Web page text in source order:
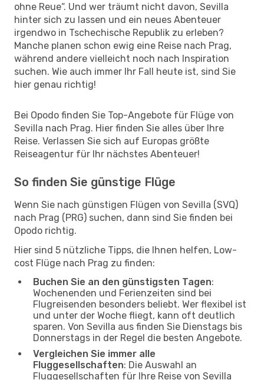
ohne Reue“. Und wer träumt nicht davon, Sevilla
hinter sich zu lassen und ein neues Abenteuer
irgendwo in Tschechische Republik zu erleben?
Manche planen schon ewig eine Reise nach Prag,
während andere vielleicht noch nach Inspiration
suchen. Wie auch immer Ihr Fall heute ist, sind Sie
hier genau richtig!
Bei Opodo finden Sie Top-Angebote für Flüge von
Sevilla nach Prag. Hier finden Sie alles über Ihre
Reise. Verlassen Sie sich auf Europas größte
Reiseagentur für Ihr nächstes Abenteuer!
So finden Sie günstige Flüge
Wenn Sie nach günstigen Flügen von Sevilla (SVQ)
nach Prag (PRG) suchen, dann sind Sie finden bei
Opodo richtig.
Hier sind 5 nützliche Tipps, die Ihnen helfen, Low-
cost Flüge nach Prag zu finden:
Buchen Sie an den günstigsten Tagen:
Wochenenden und Ferienzeiten sind bei
Flugreisenden besonders beliebt. Wer flexibel ist
und unter der Woche fliegt, kann oft deutlich
sparen. Von Sevilla aus finden Sie Dienstags bis
Donnerstags in der Regel die besten Angebote.
Vergleichen Sie immer alle
Fluggesellschaften: Die Auswahl an
Fluggesellschaften für Ihre Reise von Sevilla